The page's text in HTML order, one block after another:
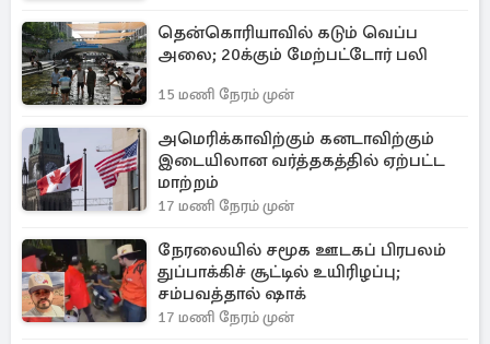
தென்கொரியாவில் கடும் வெப்ப
அலை; 20க்கும் மேற்பட்டோர் பலி
15 மணி நேரம் முன்
அமெரிக்காவிற்கும் கனடாவிற்கும்
இடையிலான வர்த்தகத்தில் ஏற்பட்ட
மாற்றம்
17 மணி நேரம் முன்
நேரலையில் சமூக ஊடகப் பிரபலம்
துப்பாக்கிச் சூட்டில் உயிரிழப்பு;
சம்பவத்தால் ஷாக்
17 மணி நேரம் முன்